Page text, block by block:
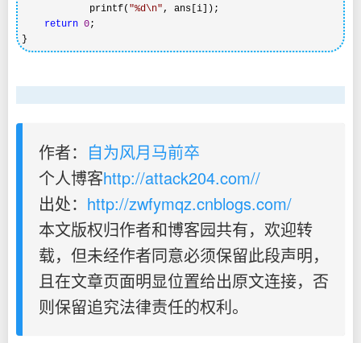
            printf(
"%d\n" , ans[i]);
return 0;
}
作者： 自为风月马前卒
个人博客http://attack204.com//
出处： http://zwfymqz.cnblogs.com/
本文版权归作者和博客园共有，欢迎转
载，但未经作者同意必须保留此段声明，
且在文章页面明显位置给出原文连接，否
则保留追究法律责任的权利。